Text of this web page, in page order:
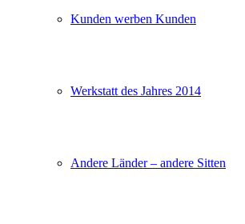
Kunden werben Kunden
Werkstatt des Jahres 2014
Andere Länder – andere Sitten